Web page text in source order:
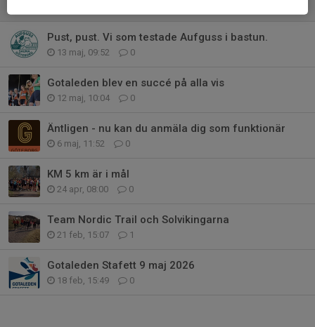
Pust, pust. Vi som testade Aufguss i bastun.
13 maj, 09:52 0
Gotaleden blev en succé på alla vis
12 maj, 10:04 0
Äntligen - nu kan du anmäla dig som funktionär
6 maj, 11:52 0
KM 5 km är i mål
24 apr, 08:00 0
Team Nordic Trail och Solvikingarna
21 feb, 15:07 1
Gotaleden Stafett 9 maj 2026
18 feb, 15:49 0